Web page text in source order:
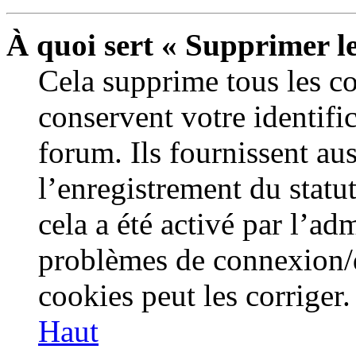
À quoi sert « Supprimer
Cela supprime tous les
conservent votre
forum. Ils fournissent
l’enregistrement du
cela a été activé par
problèmes de
cookies peut les corriger.
Haut